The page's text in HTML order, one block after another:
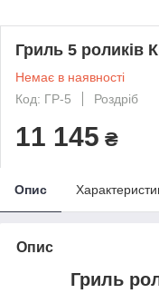
Гриль 5 роликів
Немає в наявності
Код: ГР-5
Роздріб
11 145 ₴
Опис
Опис
Гриль